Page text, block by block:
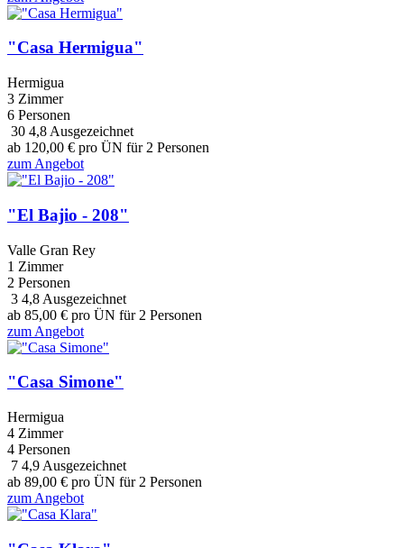
"Casa Hermigua"
Hermigua
3 Zimmer
6 Personen
30 4,8 Ausgezeichnet
ab 120,00 € pro ÜN für 2 Personen
zum Angebot
"El Bajio - 208"
Valle Gran Rey
1 Zimmer
2 Personen
3 4,8 Ausgezeichnet
ab 85,00 € pro ÜN für 2 Personen
zum Angebot
"Casa Simone"
Hermigua
4 Zimmer
4 Personen
7 4,9 Ausgezeichnet
ab 89,00 € pro ÜN für 2 Personen
zum Angebot